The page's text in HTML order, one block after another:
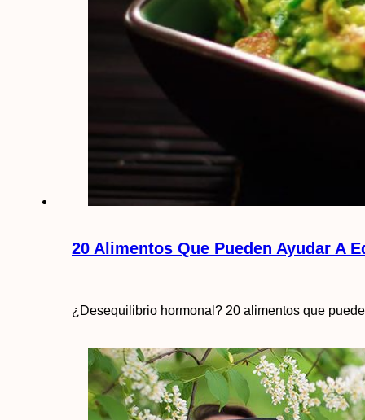
20 Alimentos Que Pueden Ayudar A
¿Desequilibrio hormonal? 20 alimentos que